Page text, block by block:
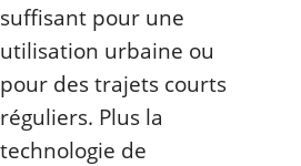
suffisant pour une
utilisation urbaine ou
pour des trajets courts
réguliers. Plus la
technologie de